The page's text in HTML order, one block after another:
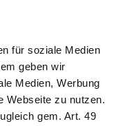
für soziale Medien
geben wir
Medien, Werbung
Webseite zu nutzen.
gem. Art. 49